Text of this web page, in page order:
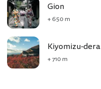
Gion
+ 650 m
Kiyomizu-dera
+ 710 m